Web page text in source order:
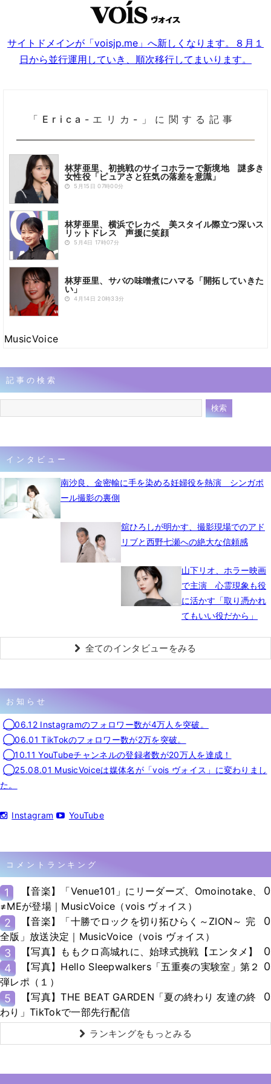
サイトドメインが「voisjp.me」へ新しくなります。８月１
日から並行運用していき、順次移行してまいります。
「Erica-エリカ-」に関する記事
林芽亜里、初挑戦のサイコホラーで新境地 謎多き
女性役「ピュアさと狂気の落差を意識」
5月15日 07時00分
林芽亜里、横浜でレカペ 美スタイル際立つ深いス
リットドレス 声援に笑顔
5月4日 17時07分
林芽亜里、サバの味噌煮にハマる「開拓していきた
い」
4月14日 20時33分
MusicVoice
記事の検索
インタビュー
南沙良、金密輸に手を染める妊婦役を熱演 シンガポ
ール撮影の裏側
舘ひろしが明かす、撮影現場でのアド
リブと西野七瀬への絶大な信頼感
山下リオ、ホラー映画
で主演 心霊現象も役
に活かす「取り憑かれ
てもいい役だから」
全てのインタビューをみる
お知らせ
◯06.12 Instagramのフォロワー数が4万人を突破。
◯06.01 TikTokのフォロワー数が2万を突破。
◯10.11 YouTubeチャンネルの登録者数が20万人を達成！
◯25.08.01 MusicVoiceは媒体名が「vois ヴォイス」に変わりまし
た。
Instagram YouTube
コメントランキング
1
【音楽】「Venue101」にリーダーズ、Omoinotake、
≠MEが登場｜MusicVoice（vois ヴォイス）
0
2
【音楽】「十勝でロックを切り拓ひらく～ZION～ 完
全版」放送決定｜MusicVoice（vois ヴォイス）
0
3 【写真】ももクロ高城れに、始球式挑戦【エンタメ】
0
4
【写真】Hello Sleepwalkers「五重奏の実験室」第２
弾レポ（１）
0
5
【写真】THE BEAT GARDEN「夏の終わり 友達の終
わり」TikTokで一部先行配信
0
ランキングをもっとみる